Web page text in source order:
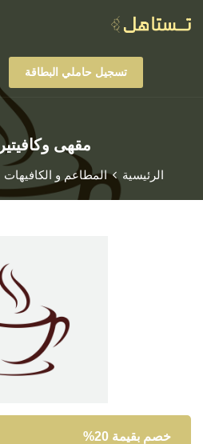
تسجيل حاملي البطاقة
مقهى
الرئيسية المطاعم و الكافيهات
خصم بقيمة 20%